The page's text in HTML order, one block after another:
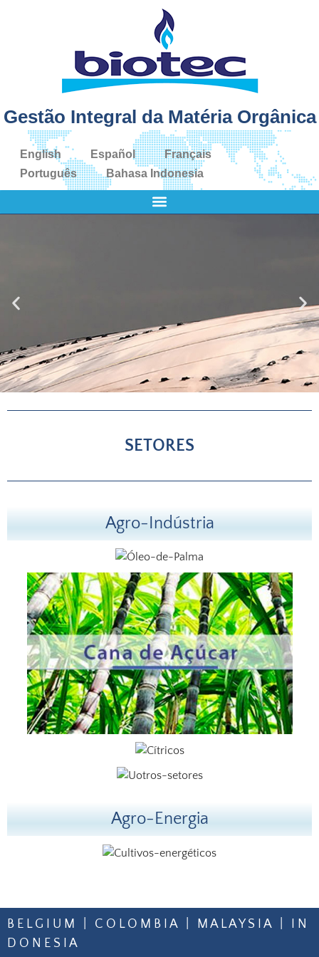
Gestão Integral da Matéria Orgânica
English Español
Français
Português
Bahasa Indonesia
TECNOLOGIAS
Biogás - Compostagem
Secagem
SETORES
Agro-Indústria
Agro-Energia
B E L G I U M | C O L O M B I A | M A L A Y S I A | I N
D O N E S I A